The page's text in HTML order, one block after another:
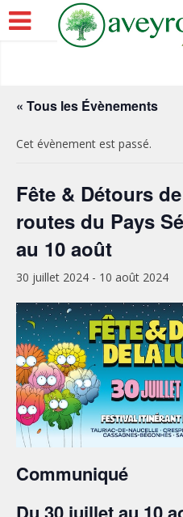
« Tous les Évènements
Cet évènement est passé.
Fête & Détours
routes du Pays
au 10 août
30 juillet 2024 - 10 août 2024
Communiqué